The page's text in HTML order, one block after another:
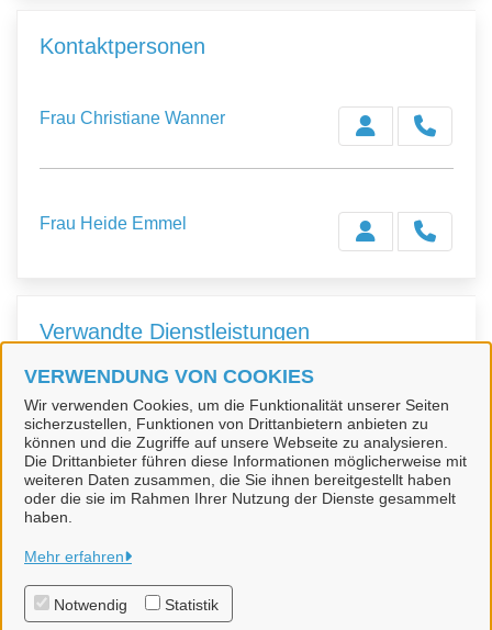
VERWENDUNG VON COOKIES
Wir verwenden Cookies, um die Funktionalität unserer Seiten
sicherzustellen, Funktionen von Drittanbietern anbieten zu
können und die Zugriffe auf unsere Webseite zu analysieren.
Die Drittanbieter führen diese Informationen möglicherweise mit
weiteren Daten zusammen, die Sie ihnen bereitgestellt haben
oder die sie im Rahmen Ihrer Nutzung der Dienste gesammelt
haben.
Mehr erfahren
Notwendig Statistik
Kontaktpersonen
Frau Christiane Wanner
Frau Heide Emmel
Verwandte Dienstleistungen
Personalausweis - Statusabfrage
der Beantragung
Gemeinde Breidenbach
Alle Rechte vorbehalten